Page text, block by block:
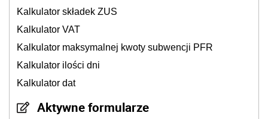
Kalkulator składek ZUS
Kalkulator VAT
Kalkulator maksymalnej kwoty subwencji PFR
Kalkulator ilości dni
Kalkulator dat
Aktywne formularze